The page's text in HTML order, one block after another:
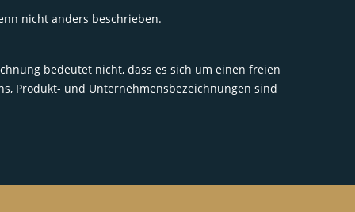
nicht anders beschrieben.
bedeutet nicht, dass es sich um einen freien
Produkt- und Unternehmensbezeichnungen sind